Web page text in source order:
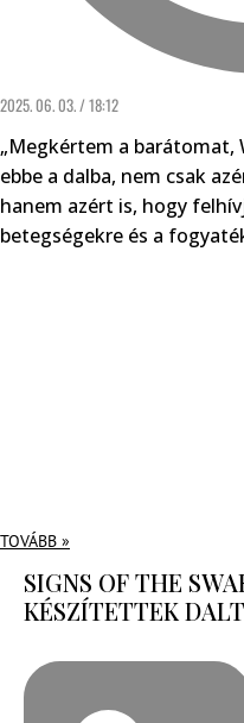
2025. 06. 03. / 18:12
„Megkértem a barátomat,
ebbe a dalba, nem csak
hanem azért is, hogy
betegségekre és a
TOVÁBB »
SIGNS OF THE
KÉSZÍTETTEK DALT